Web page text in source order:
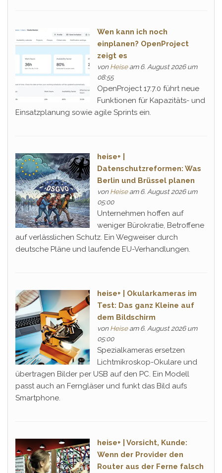
Wen kann ich noch
einplanen? OpenProject
zeigt es
von Heiseam 6. August 2026 um
08:55
OpenProject 17.7.0 führt neue
Funktionen für Kapazitäts- und
Einsatzplanung sowie agile Sprints ein.
heise+ |
Datenschutzreformen: Was
Berlin und Brüssel planen
von Heiseam 6. August 2026 um
05:00
Unternehmen hoffen auf
weniger Bürokratie, Betroffene
auf verlässlichen Schutz. Ein Wegweiser durch
deutsche Pläne und laufende EU-Verhandlungen.
heise+ | Okularkameras im
Test: Das ganz Kleine auf
dem Bildschirm
von Heiseam 6. August 2026 um
05:00
Spezialkameras ersetzen
Lichtmikroskop-Okulare und
übertragen Bilder per USB auf den PC. Ein Modell
passt auch an Ferngläser und funkt das Bild aufs
Smartphone.
heise+ | Vorsicht, Kunde:
Wenn der Provider den
Router aus der Ferne falsch